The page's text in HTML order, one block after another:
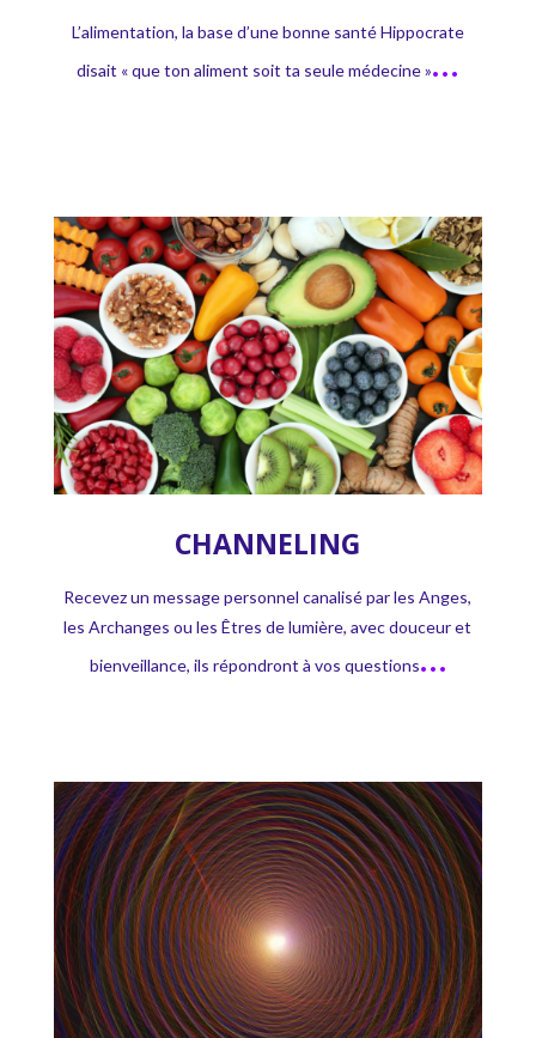
L’alimentation, la base d’une bonne santé Hippocrate
disait « que ton aliment soit ta seule médecine »…
CHANNELING
Recevez un message personnel canalisé par les Anges,
les Archanges ou les Êtres de lumière, avec douceur et
bienveillance, ils répondront à vos questions…